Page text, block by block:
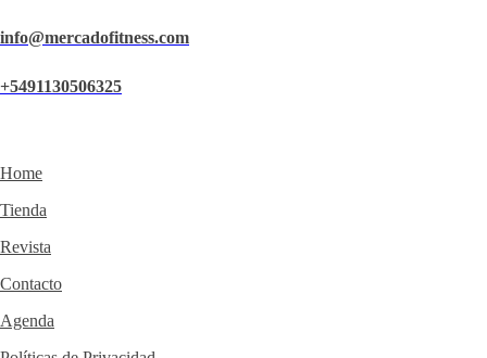
info@mercadofitness.com
+5491130506325
Home
Tienda
Revista
Contacto
Agenda